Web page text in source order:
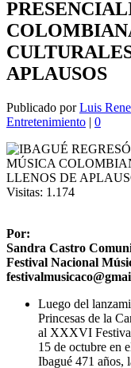
APLAUSOS
Publicado porLuis
Entretenimiento | 0
Visitas: 1.174
Por:
Sandra Castro
Festival Nacional
Luego del
Princesas de la
al XXXVI
15 de octubre en
Ibagué 471 años,